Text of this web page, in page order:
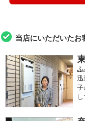
当店にいただいたお
ふ
迅
子